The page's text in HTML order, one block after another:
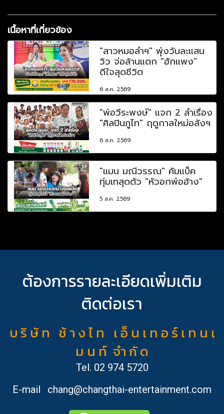
เนื้อหาที่เกี่ยวข้อง
"สาวหมอลำฯ" พุ่งวันละแสน
วิว จ่อล้านแตก "ฮักแพง"
ดีใจสุดชีวิต
6 ส.ค. 2569
"พ่อวีระพงษ์" แจก 2 ลำเรื่อง
"ศิลปินภูไท" ฤดูกาลใหม่อลังฯ
6 ส.ค. 2569
"แมน มณีวรรณ" คัมแบ็ค
ทุ่มเทสุดตัว "หัวอกพ่อฮ้าง"
5 ส.ค. 2569
ต้องการรายละเอียดเพิ่มเติม
ติดต่อเรา
บ ริ ษั ท ช้ า ง ไ ท เ อ็ น เ ท อ ร์ เ ท น เ
ม น ท์ จำ กั ด
Tel. 02 974 5720
E-mail
chang@changthai-entertainment.com